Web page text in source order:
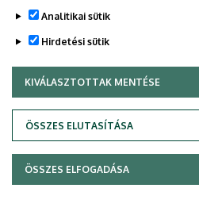
Adatvédelem
Copyright © 2026
Analitikai sütik
Hirdetési sütik
KIVÁLASZTOTTAK MENTÉSE
ÖSSZES ELUTASÍTÁSA
WITHDRAW CONSENT
ÖSSZES ELFOGADÁSA